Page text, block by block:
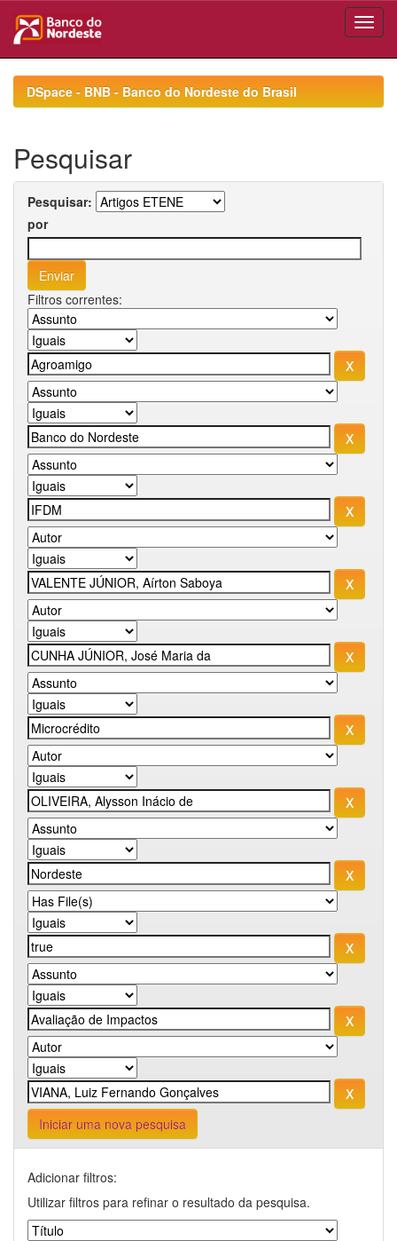
navigationDSpace - BNB - Banco do Nordeste do Brasil
Pesquisar
Pesquisar:
por
Filtros correntes:
Iniciar uma nova pesquisa
Adicionar filtros:
Utilizar filtros para refinar o resultado da pesquisa.